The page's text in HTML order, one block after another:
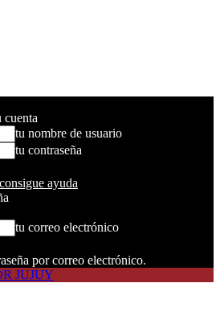
cuenta
tu nombre de usuario
tu contraseña
ayuda
tu correo electrónico
por correo electrónico.
JUJUY